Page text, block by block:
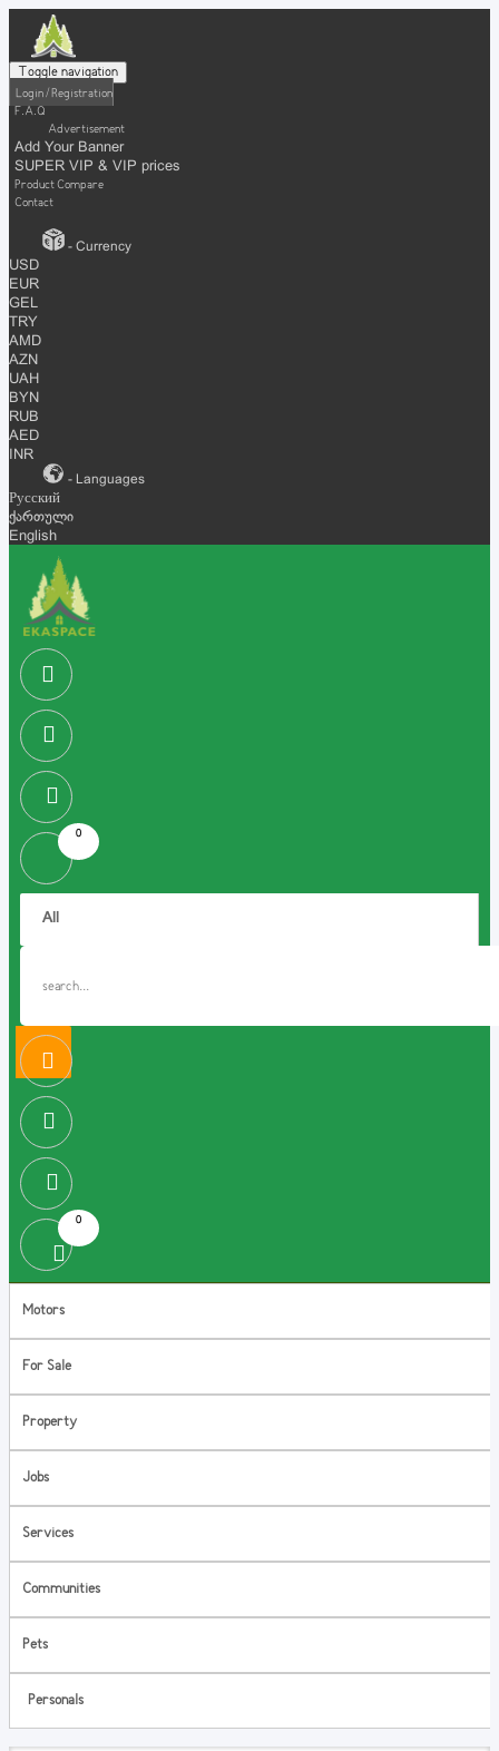
Toggle navigation
Login / Registration
F.A.Q
Advertisement
Add Your Banner
SUPER VIP & VIP prices
Product Compare
Contact
- Currency
USD
EUR
GEL
TRY
AMD
AZN
UAH
BYN
RUB
AED
INR
- Languages
Русский
ქართული
English
0
0
Motors
For Sale
Property
Jobs
Services
Communities
Pets
Personals